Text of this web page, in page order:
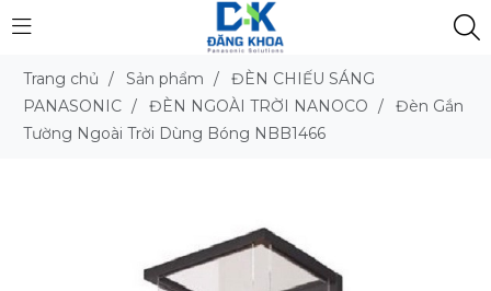
Trang chủ / Sản phẩm /
ĐÈN CHIẾU SÁNG
PANASONIC / ĐÈN NGOÀI TRỜI NANOCO /
Đèn Gắn
Tường Ngoài Trời Dùng Bóng NBB1466